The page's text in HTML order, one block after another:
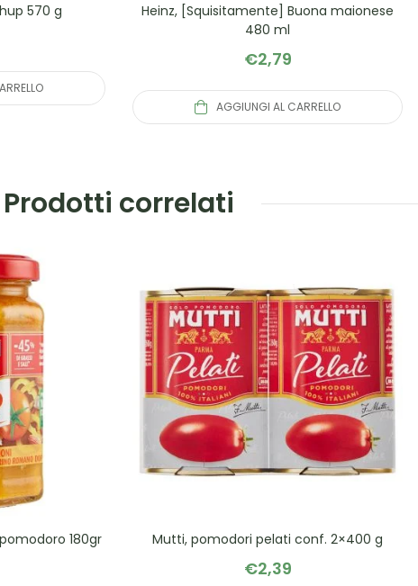
570 g
Heinz, [Squisitamente] Buona maionese
480 ml
€2,79
AGGIUNGI AL CARRELLO
Prodotti correlati
180gr Mutti, pomodori pelati conf. 2×400 g
€2,39